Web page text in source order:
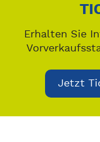
Erhalten Sie
Jetzt